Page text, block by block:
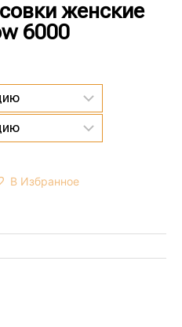
женские
6000
В Избранное